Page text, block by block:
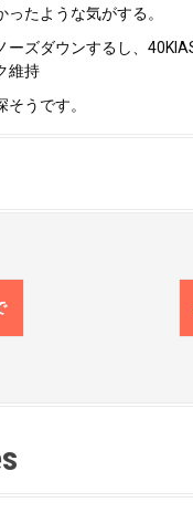
ったような気がする。
ーズダウンするし、
維持
うです。